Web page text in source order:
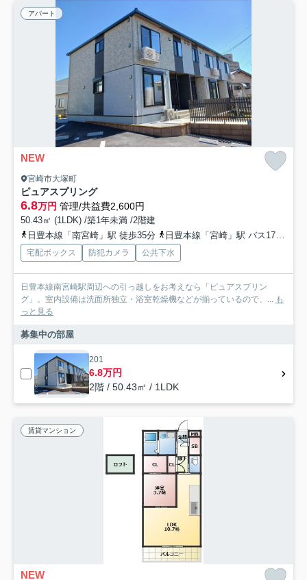
アパート
NEW
宮崎市大塚町
ピュアスプリング
6.8万円 管理/共益費2,600円
50.43㎡ (1LDK) /築1年未満 /2階建
日豊本線「南宮崎」駅 徒歩35分
日豊本線「宮崎」駅 バス17分 「下大塚」 停歩3分
宅配ボックス 防犯カメラ 公共下水
日豊本線南宮崎駅周辺への引っ越しをお考えなら「ピュアスプリン
グ」。室内設備は洗面所独立・浴室乾燥機などが揃っているので、... も
っと見る
募集中の部屋
201
6.8万円
2階 / 50.43㎡ / 1LDK
賃貸マンション
NEW